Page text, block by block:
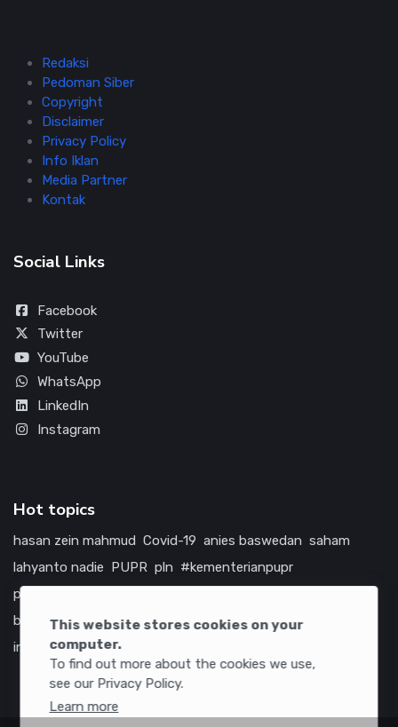
This website stores cookies on your
computer.
To find out more about the cookies we use,
see our Privacy Policy.
Learn more
Redaksi
Pedoman Siber
Copyright
Disclaimer
Privacy Policy
Info Iklan
Media Partner
Kontak
Social Links
Facebook
Twitter
YouTube
WhatsApp
LinkedIn
Instagram
Hot topics
hasan zein mahmud Covid-19 anies baswedan saham
lahyanto nadie
PUPR pln #kementerianpupr
prabowo subianto
bumn
jasa marga jtts tol china amerika serikat
infrastruktur